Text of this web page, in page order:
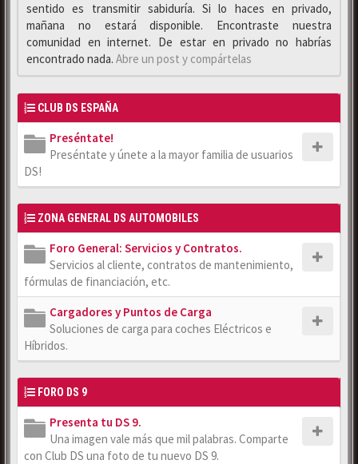
sentido es transmitir sabiduría. Si lo haces en privado,
mañana no estará disponible. Encontraste nuestra
comunidad en internet. De estar en privado no habrías
encontrado nada. Abre un post y compártelas
CLUB DS ESPAÑA
Preséntate!
Preséntate y únete a la mayor familia de usuarios
DS!
ZONA GENERAL DS AUTOMOBILES
Foro General: Servicios y Contratos.
Servicios al cliente, contratos de mantenimiento,
fórmulas de financiación, etc.
Cargadores y Puntos de Carga
Soluciones de carga para coches Eléctricos e
Híbridos.
FORO DS 9
Presenta tu DS 9.
Una imagen vale más que mil palabras. Comparte
con Club DS una foto de tu nuevo DS 9.